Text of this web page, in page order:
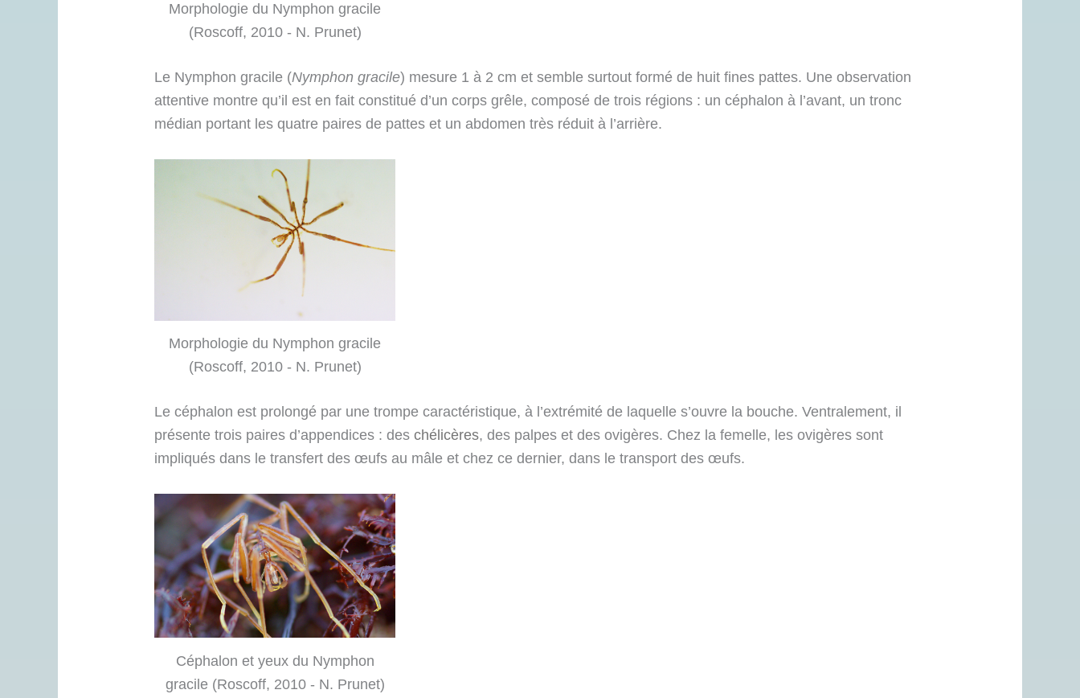
Morphologie du Nymphon gracile
(Roscoff, 2010 - N. Prunet)
Le Nymphon gracile (Nymphon gracile) mesure 1 à 2 cm et semble surtout formé de huit fines pattes. Une observation
attentive montre qu’il est en fait constitué d’un corps grêle, composé de trois régions : un céphalon à l’avant, un tronc
médian portant les quatre paires de pattes et un abdomen très réduit à l’arrière.
Morphologie du Nymphon gracile
(Roscoff, 2010 - N. Prunet)
Le céphalon est prolongé par une trompe caractéristique, à l’extrémité de laquelle s’ouvre la bouche. Ventralement, il
présente trois paires d’appendices : deschélicères, des palpes et des ovigères. Chez la femelle, les ovigères sont
impliqués dans le transfert des œufs au mâle et chez ce dernier, dans le transport des œufs.
Céphalon et yeux du Nymphon
gracile (Roscoff, 2010 - N. Prunet)